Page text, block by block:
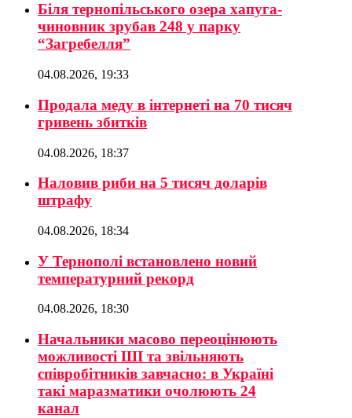
Біля тернопільського озера хапуга-
чиновник зрубав 248 у парку
“Загребелля”
04.08.2026, 19:33
Продала меду в інтернеті на 70 тисяч
гривень збитків
04.08.2026, 18:37
Наловив риби на 5 тисяч доларів
штрафу
04.08.2026, 18:34
У Тернополі встановлено новий
температурний рекорд
04.08.2026, 18:30
Начальники масово переоцінюють
можливості ШІ та звільняють
співробітників завчасно: в Україні
такі маразматики очолюють 24
канал